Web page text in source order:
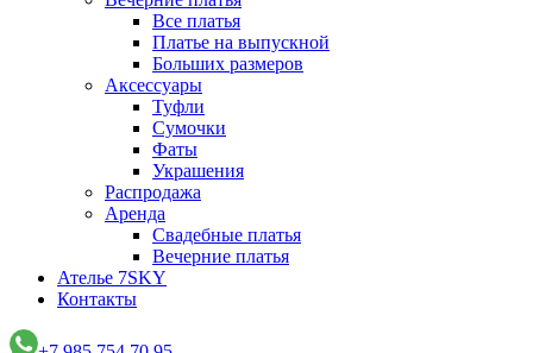
Все платья
Платье на выпускной
Больших размеров
Аксессуары
Туфли
Сумочки
Фаты
Украшения
Распродажа
Аренда
Свадебные платья
Вечерние платья
Ателье 7SKY
Контакты